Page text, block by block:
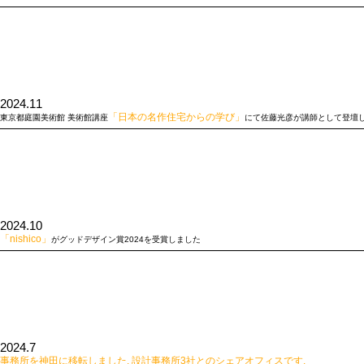
2024.11
東京都庭園美術館 美術館講座 「日本の名作住宅からの学び」 にて佐藤光彦が講師として登壇
2024.10
「nishico」 がグッドデザイン賞2024を受賞しました
2024.7
事務所を神田に移転しました. 設計事務所3社とのシェアオフィスです.